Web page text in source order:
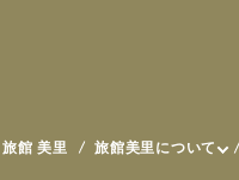
旅館 美里 旅館美里について